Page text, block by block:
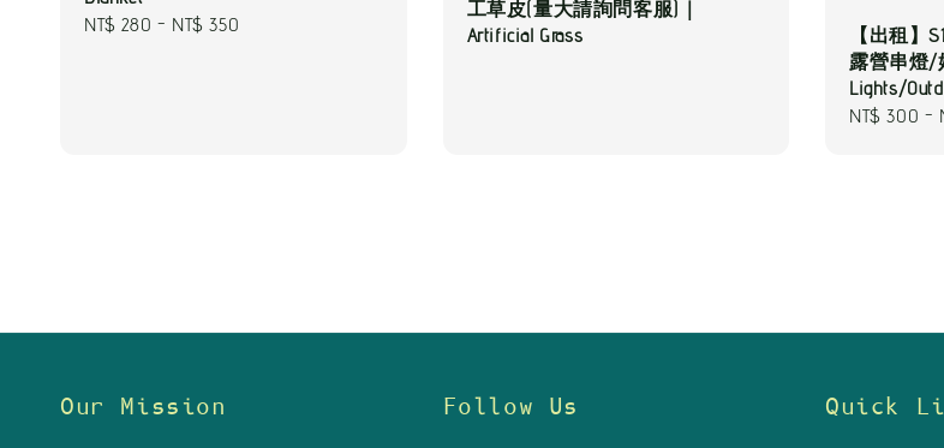
Regular
NT$ 280 - NT$ 350
工草皮(量大請詢問客服)｜
Artificial Grass
【出租】
露營串燈/
Lights/
Regular
NT$ 300 -
Our Mission Follow Us Quick